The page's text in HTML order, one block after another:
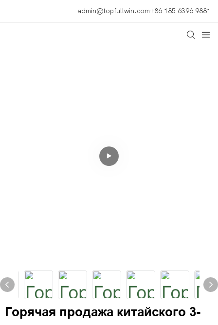
admin@topfullwin.com+86 185 6396 9881
Горячая продажа китайского 3-